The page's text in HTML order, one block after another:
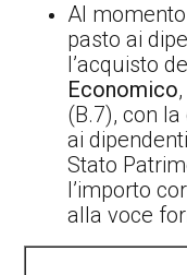
Al
pasto ai
l’acquisto
Economico
(B.7), con
ai
Stato
l’importo
alla voce